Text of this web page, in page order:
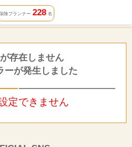
険プランナー 228名
存在しません
ーが発生しました
定できません